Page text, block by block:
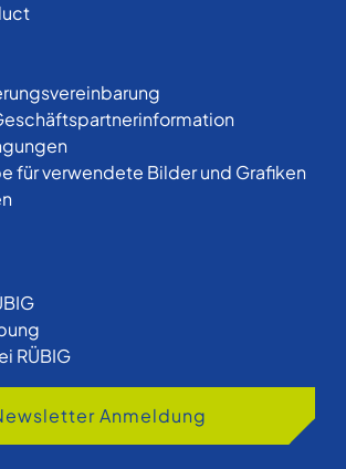
für verwendete Bilder und Grafiken
RÜBIG
Anmeldung